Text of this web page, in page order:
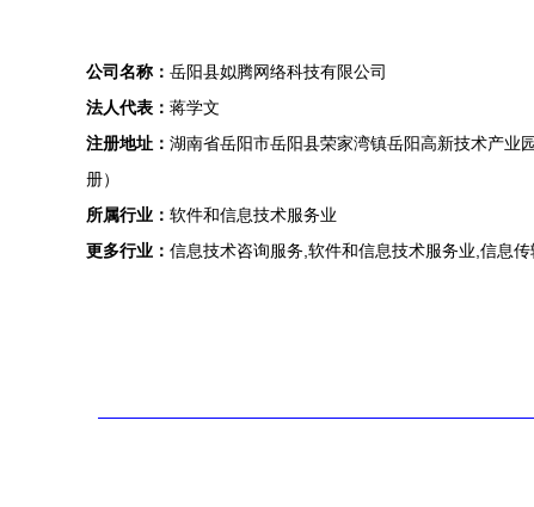
公司名称： 岳阳县姒腾网络科技有限公司
法人代表： 蒋学文
注册地址： 湖南省岳阳市岳阳县荣家湾镇岳阳高新技术产业
册）
所属行业： 软件和信息技术服务业
更多行业： 信息技术咨询服务,软件和信息技术服务业,信息